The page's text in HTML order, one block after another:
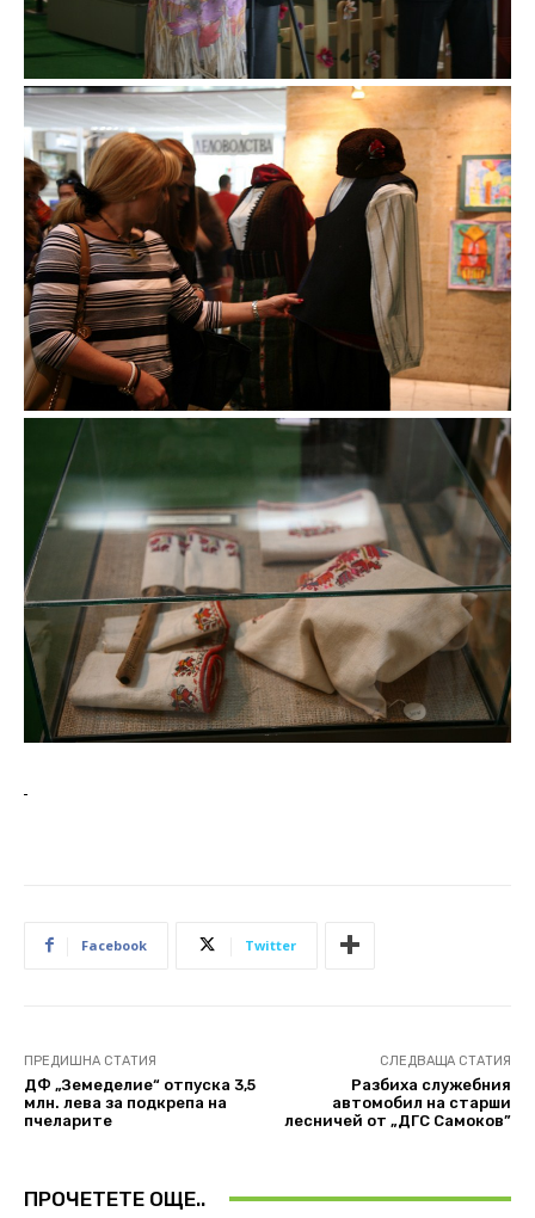
Facebook Twitter
ПРЕДИШНА СТАТИЯ
ДФ „Земеделие“ отпуска 3,5
млн. лева за подкрепа на
пчеларите
СЛЕДВАЩА СТАТИЯ
Разбиха служебния
автомобил на старши
лесничей от „ДГС Самоков”
ПРОЧЕТЕТЕ ОЩЕ..